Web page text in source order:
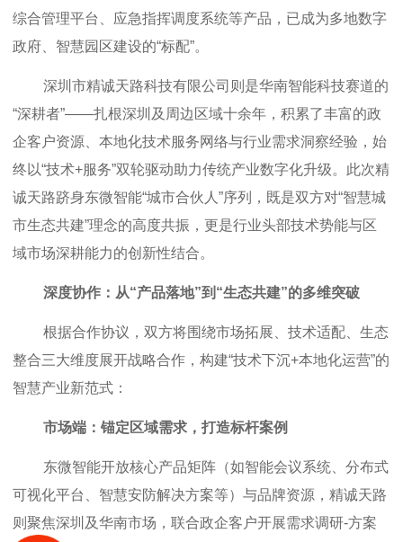
综合管理平台、应急指挥调度系统等产品，已成为多地数字
政府、智慧园区建设的“标配”。
深圳市精诚天路科技有限公司则是华南智能科技赛道的
“深耕者”——扎根深圳及周边区域十余年，积累了丰富的政
企客户资源、本地化技术服务网络与行业需求洞察经验，始
终以“技术+服务”双轮驱动助力传统产业数字化升级。此次精
诚天路跻身东微智能“城市合伙人”序列，既是双方对“智慧城
市生态共建”理念的高度共振，更是行业头部技术势能与区
域市场深耕能力的创新性结合。
深度协作：从“产品落地”到“生态共建”的多维突破
根据合作协议，双方将围绕市场拓展、技术适配、生态
整合三大维度展开战略合作，构建“技术下沉+本地化运营”的
智慧产业新范式：
市场端：锚定区域需求，打造标杆案例
东微智能开放核心产品矩阵（如智能会议系统、分布式
可视化平台、智慧安防解决方案等）与品牌资源，精诚天路
则聚焦深圳及华南市场，联合政企客户开展需求调研-方案